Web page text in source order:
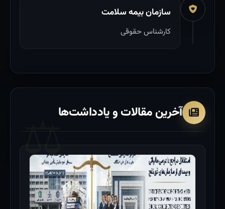
سازمان بیمه سلامت
کارشناس حقوقی
آخرین مقالات و یادداشت‌ها